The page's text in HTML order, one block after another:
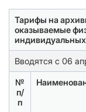
Тарифы на
оказываемые
Вводятся с 06
№
п/
п